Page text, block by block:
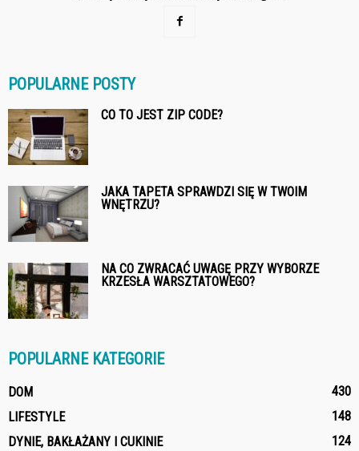
POPULARNE POSTY
CO TO JEST ZIP CODE?
JAKA TAPETA SPRAWDZI SIĘ W TWOIM
WNĘTRZU?
NA CO ZWRACAĆ UWAGĘ PRZY WYBORZE
KRZESŁA WARSZTATOWEGO?
POPULARNE KATEGORIE
DOM
430
LIFESTYLE
148
DYNIE, BAKŁAŻANY I CUKINIE
124